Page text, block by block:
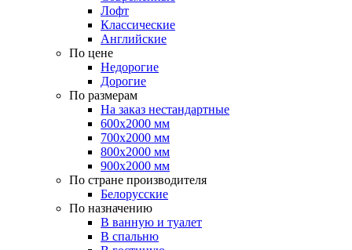
Лофт
Классические
Английские
По цене
Недорогие
Дорогие
По размерам
На заказ нестандартные
600х2000 мм
700х2000 мм
800х2000 мм
900х2000 мм
По стране производителя
Белорусские
По назначению
В ванную и туалет
В спальню